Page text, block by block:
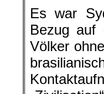
Es war
Bezug auf
Völker